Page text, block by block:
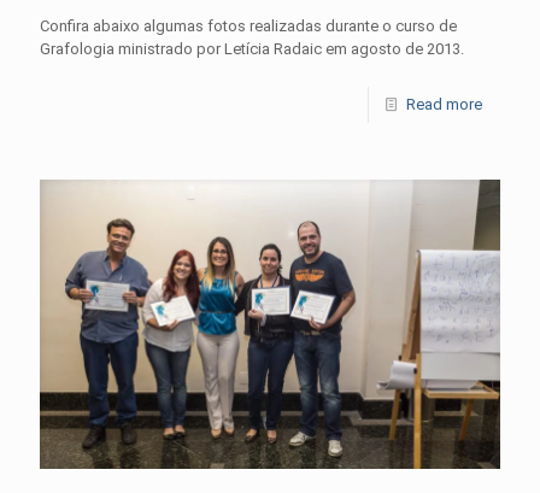
Confira abaixo algumas fotos realizadas durante o curso de
Grafologia ministrado por Letícia Radaic em agosto de 2013.
Read more